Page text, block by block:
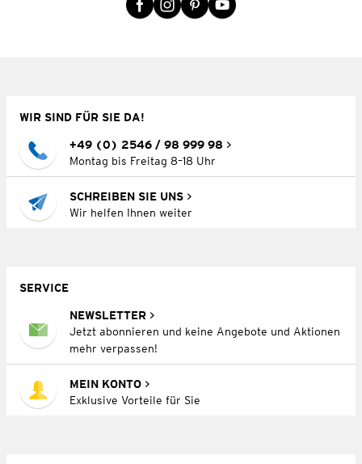
WIR SIND FÜR SIE DA!
+49 (0) 2546 / 98 999 98
Montag bis Freitag 8–18 Uhr
SCHREIBEN SIE UNS
Wir helfen Ihnen weiter
SERVICE
NEWSLETTER
Jetzt abonnieren und keine Angebote und Aktionen
mehr verpassen!
MEIN KONTO
Exklusive Vorteile für Sie